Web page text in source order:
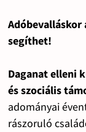
Adóbevalláskor
segíthet!
Daganat elleni
és szociális
adományai
rászoruló